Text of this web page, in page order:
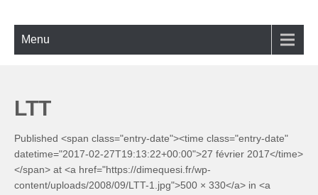
content
ECOLE DE BACHATA, SALSA,
Menu
LTT
Published <span class="entry-date"><time class="entry-date"
datetime="2017-02-27T19:13:22+00:00">27 février 2017</time>
</span> at <a href="https://dimequesi.fr/wp-
content/uploads/2008/09/LTT-1.jpg">500 × 330</a> in <a